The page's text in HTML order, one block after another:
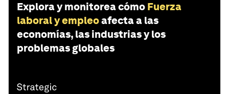
Explora y monitorea cómo Fuerza
laboral y empleoafecta a las
economías, las industrias y los
problemas globales